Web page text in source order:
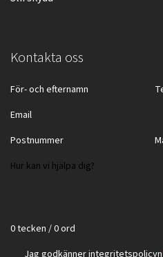
Kontakta oss
0 tecken / 0 ord
Jag godkännerintegritetspolicyn